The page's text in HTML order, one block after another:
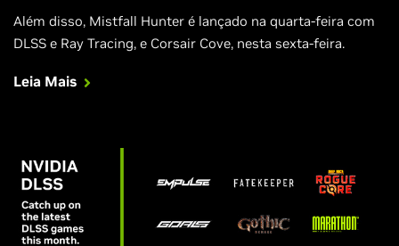
Além disso, Mistfall Hunter é lançado na quarta-feira com
DLSS e Ray Tracing, e Corsair Cove, nesta sexta-feira.
Leia Mais